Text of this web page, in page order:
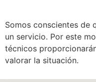
Somos conscientes de
un servicio. Por este
técnicos
valorar la situación.